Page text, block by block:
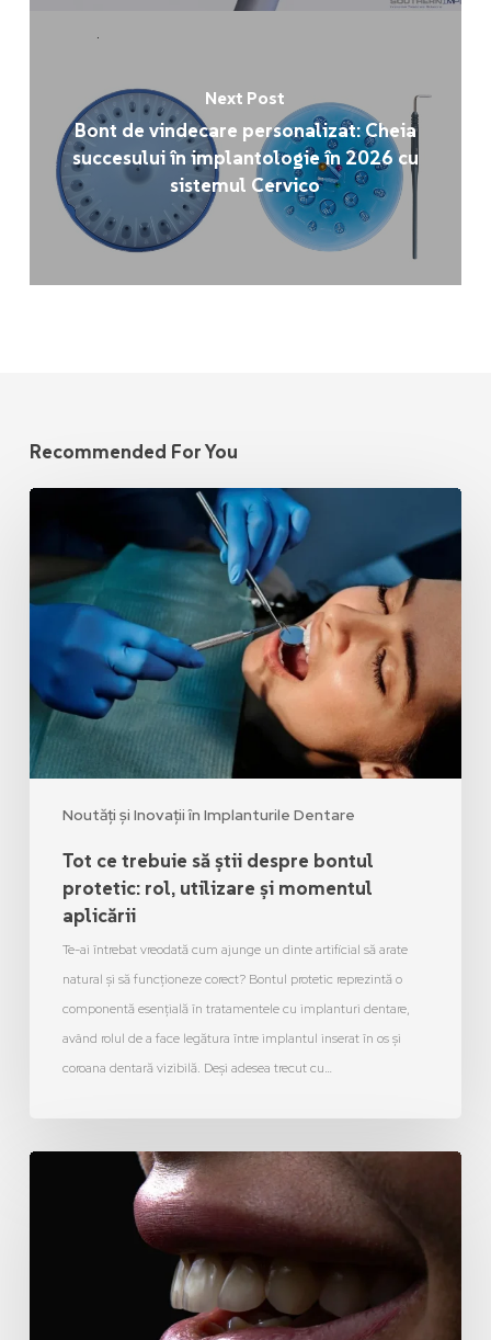
Next Post
Bont de vindecare personalizat: Cheia
succesului în implantologie în 2026 cu
sistemul Cervico
Recommended For You
Noutăți și Inovații în Implanturile Dentare
Tot ce trebuie să știi despre bontul
protetic: rol, utilizare și momentul
aplicării
Te-ai întrebat vreodată cum ajunge un dinte artificial să arate
natural și să funcționeze corect? Bontul protetic reprezintă o
componentă esențială în tratamentele cu implanturi dentare,
având rolul de a face legătura între implantul inserat în os și
coroana dentară vizibilă. Deși adesea trecut cu…